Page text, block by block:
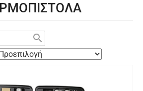
search